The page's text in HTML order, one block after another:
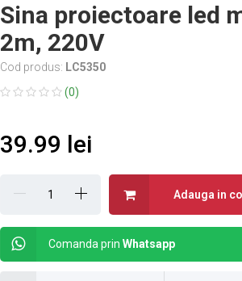
Sina proiectoare led
2m, 220V
Cod produs: LC5350
(0)
39.99 lei
Adauga in
Comanda prinWhatsapp